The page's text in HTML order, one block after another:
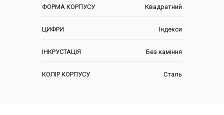
ФОРМА КОРПУСУ Квадратний
ЦИФРИ Індекси
ІНКРУСТАЦІЯ Без каміння
КОЛІР КОРПУСУ Сталь